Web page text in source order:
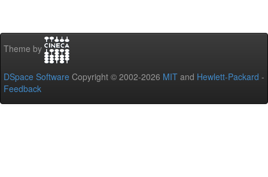
Theme by
DSpace Software Copyright © 2002-2026 MIT and Hewlett-Packard -
Feedback